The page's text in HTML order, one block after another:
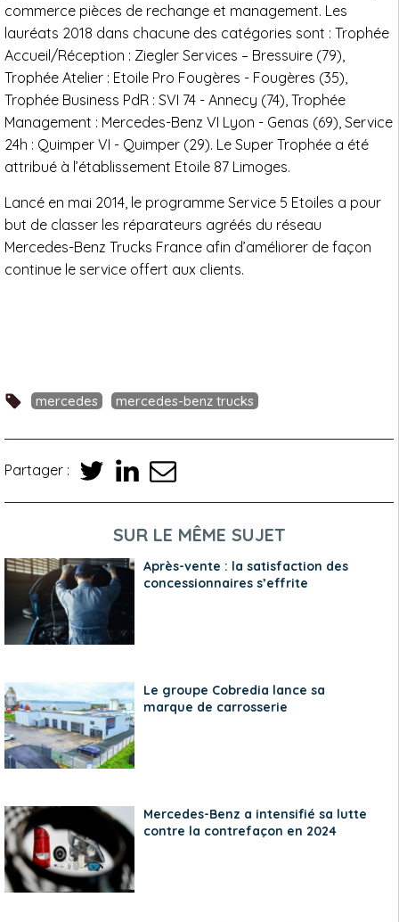
commerce pièces de rechange et management. Les
lauréats 2018 dans chacune des catégories sont : Trophée
Accueil/Réception : Ziegler Services – Bressuire (79),
Trophée Atelier : Etoile Pro Fougères - Fougères (35),
Trophée Business PdR : SVI 74 - Annecy (74), Trophée
Management : Mercedes-Benz VI Lyon - Genas (69), Service
24h : Quimper VI - Quimper (29). Le Super Trophée a été
attribué à l’établissement Etoile 87 Limoges.
Lancé en mai 2014, le programme Service 5 Etoiles a pour
but de classer les réparateurs agréés du réseau
Mercedes-Benz Trucks France afin d’améliorer de façon
continue le service offert aux clients.
mercedes mercedes-benz trucks
Partager :
SUR LE MÊME SUJET
Après-vente : la satisfaction des
concessionnaires s’effrite
Le groupe Cobredia lance sa
marque de carrosserie
Mercedes-Benz a intensifié sa lutte
contre la contrefaçon en 2024